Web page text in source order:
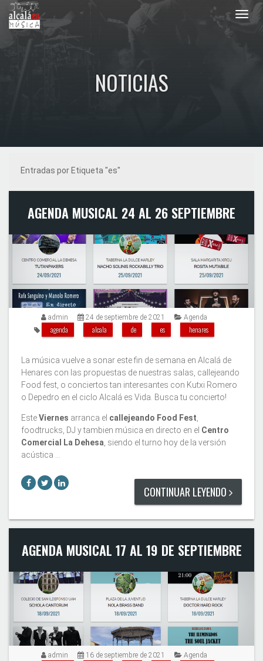
NOTICIAS
Entradas por Etiqueta "es"
AGENDA MUSICAL 24 AL 26 SEPTIEMBRE
admin 24 de septiembre de 2021 Agenda
agenda alcala de es henares
La música vuelve a sonar este fin de semana en Alcalá de
Henares con las propuestas de nuestras salas, callejeando
Food fest, o conciertos tan interesantes con Kutxi Romero
o Depedro en el ciclo Alcalá es Vida. Busca tu concierto!
EsteViernes arranca el callejeando Food Fest,
foodtrucks, DJ y tambien música en directo en el Centro
Comercial La Dehesa, siendo el turno hoy de la versión
acústica …
CONTINUAR LEYENDO
AGENDA MUSICAL 17 AL 19 DE SEPTIEMBRE
admin 16 de septiembre de 2021 Agenda